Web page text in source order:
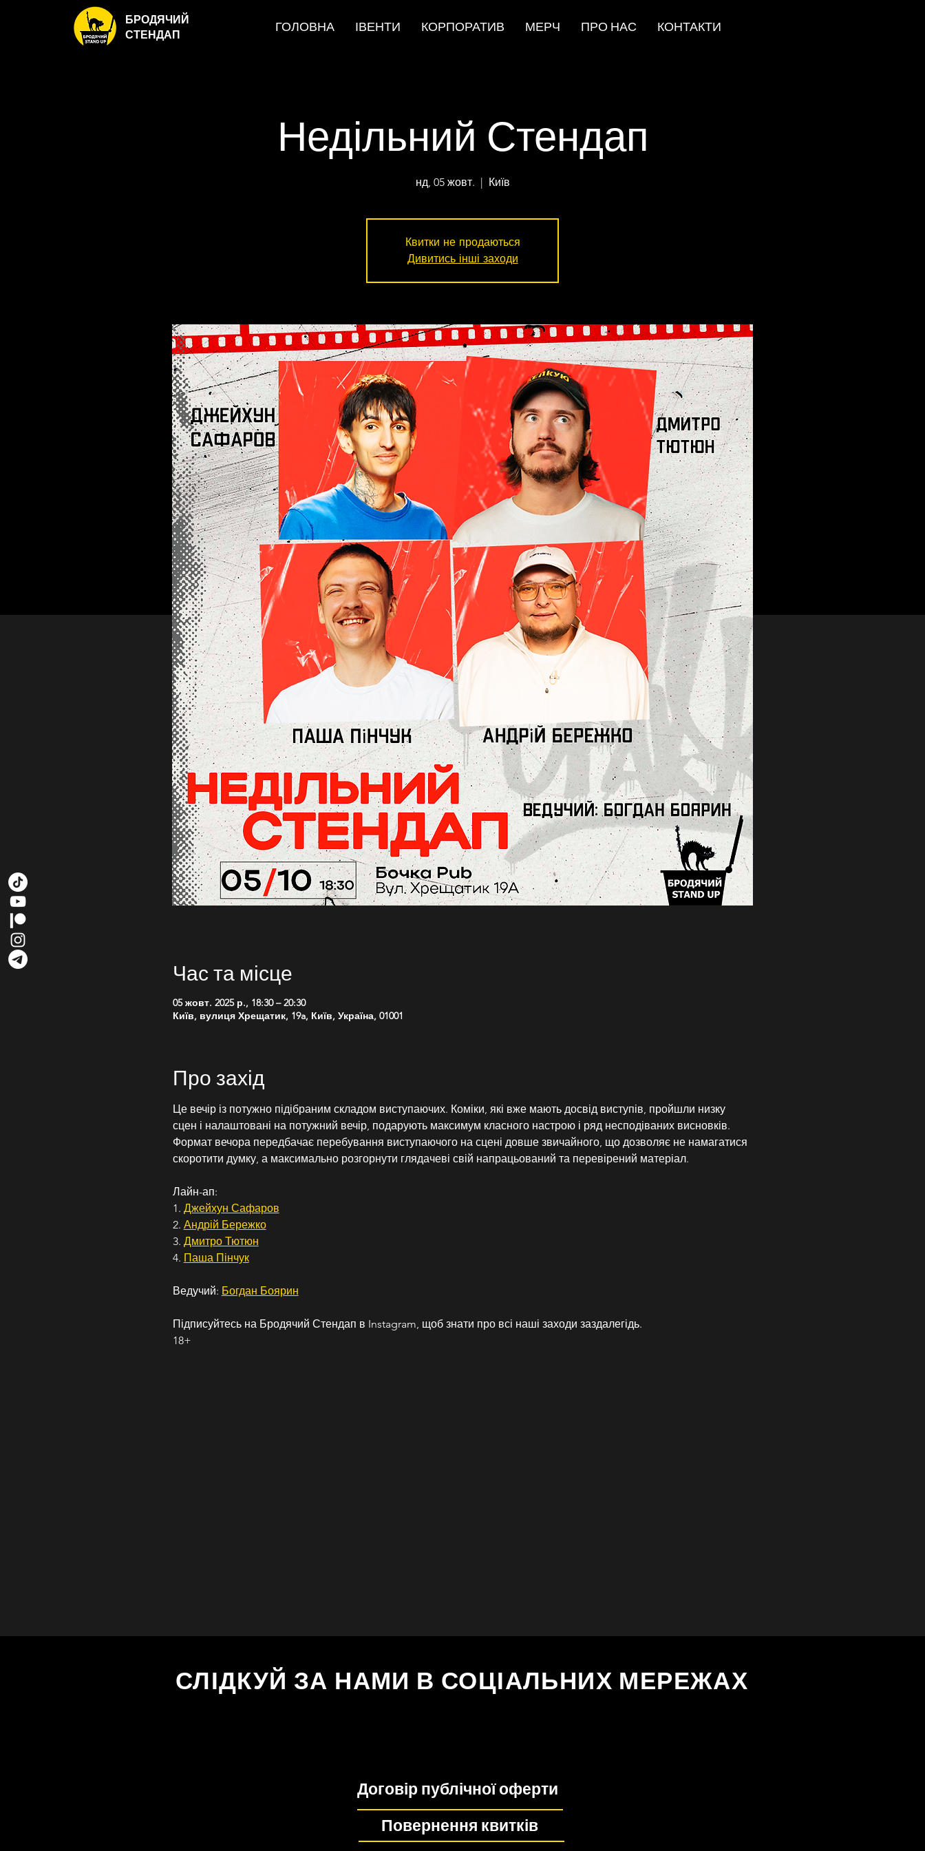
БРОДЯЧИЙ
СТЕНДАП
ГОЛОВНА ІВЕНТИ КОРПОРАТИВ МЕРЧ ПРО НАС КОНТАКТИ
Недільний Стендап
нд, 05 жовт.
  |
Київ
Квитки не продаються
Дивитись інші заходи
Час та місце
05 жовт. 2025 р., 18:30 – 20:30
Київ, вулиця Хрещатик, 19a, Київ, Україна, 01001
Про захід
Це вечір із потужно підібраним складом виступаючих. Коміки, які вже мають досвід виступів, пройшли низку
сцен і налаштовані на потужний вечір, подарують максимум класного настрою і ряд несподіваних висновків.
Формат вечора передбачає перебування виступаючого на сцені довше звичайного, що дозволяє не намагатися
скоротити думку, а максимально розгорнути глядачеві свій напрацьований та перевірений матеріал.
Лайн-ап:
1. Джейхун Сафаров
2. Андрій Бережко
3. Дмитро Тютюн
4. Паша Пінчук
Ведучий: Богдан Боярин
Підписуйтесь на Бродячий Стендап в Instagram, щоб знати про всі наші заходи заздалегідь.
18+
СЛІДКУЙ ЗА НАМИ В СОЦІАЛЬНИХ МЕРЕЖАХ
Договір публічної оферти
Повернення квитків